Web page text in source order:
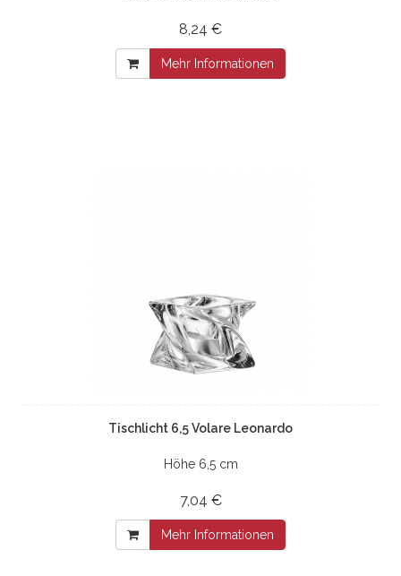
8,24 €
Mehr Informationen
Tischlicht 6,5 Volare Leonardo
Höhe 6,5 cm
7,04 €
Mehr Informationen